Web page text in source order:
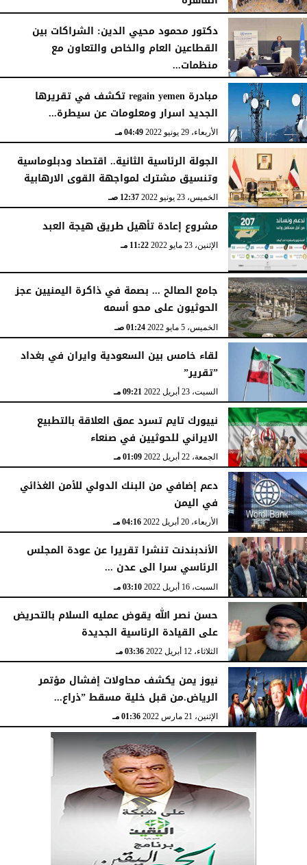
الخميس، 21 ديسمبر 2023
دكتور محمود محيي الدين: الشراكات بين
القطاعين العام والخاص والتعاون مع
منظمات...
الثلاثاء، 18 أكتوبر 2022 08:12 صـ
مبادرة regain yemen تكشف في تقريرها
الجديد اسرار ومعلومات عن سيطرة...
الأربعاء، 29 يونيو 2022 04:49 مـ
الجولة الرئاسية الثانية.. اقتصاد ودبلوماسية
وتنسيق مشترك لمواجهة القوى الارهابية
الخميس، 23 يونيو 2022 12:37 صـ
مشروع إعادة تأهيل طريق هيجة العبد
الإثنين، 23 مايو 2022 11:22 مـ
جامع الصالح ... بصمة في ذاكرة اليمنيين عجز
الحوثيون على محو أسمه
الخميس، 5 مايو 2022 01:24 صـ
لقاء خامس بين السعودية وايران في بغداد
”تقرير”
السبت، 23 أبريل 2022 09:21 مـ
نييورك تايم تسرد عمق العلاقة بالتطبيع
الايراني للحوثيين في صنعاء
الجمعة، 22 أبريل 2022 01:09 مـ
دعم إضافي من البنك الدولي للأمن الغذائي
في اليمن
الأربعاء، 20 أبريل 2022 04:16 مـ
الأندبندنت تنشرا تقريرا عن عودة المجلس
الرئاسي سرا الى عدن ...
السبت، 16 أبريل 2022 03:10 مـ
حسن نصر الله يقوض عمليه السلام بالتحريض
على القيادة الرئاسية الجديدة
الثلاثاء، 12 أبريل 2022 03:36 مـ
نيوز يمن يكشف محاولات إفشال مؤتمر
الرياض.من قبل خلية مسقط ”ذراع...
الإثنين، 21 مارس 2022 01:36 مـ